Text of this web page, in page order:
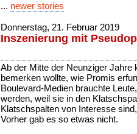
... newer stories
Donnerstag, 21. Februar 2019
Inszenierung mit
Ab der Mitte der Neunziger
bemerken wollte, wie Promis
Boulevard-Medien brauchte
werden, weil sie in den
Klatschspalten von Interesse
Vorher gab es so etwas nicht.